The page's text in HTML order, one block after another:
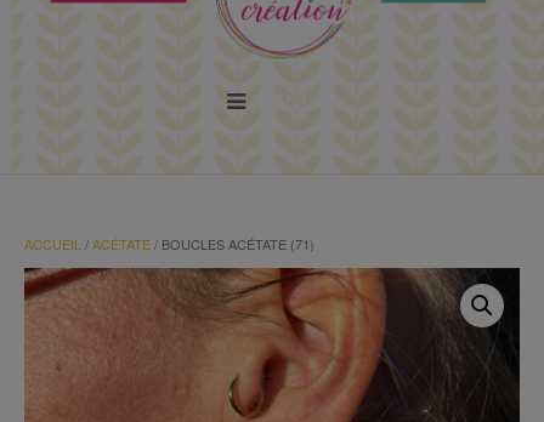
ACCUEIL /ACÉTATE/ BOUCLES ACÉTATE (71)